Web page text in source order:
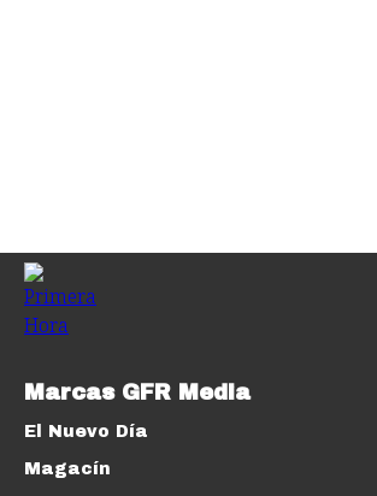
Marcas GFR Media
El Nuevo Día
Magacín